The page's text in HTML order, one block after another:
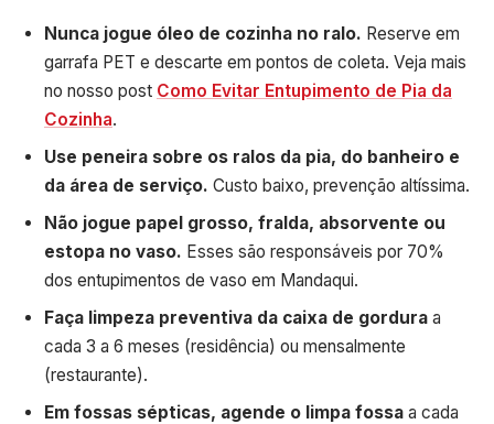
Nunca jogue óleo de cozinha no ralo. Reserve em
garrafa PET e descarte em pontos de coleta. Veja mais
no nosso post Como Evitar Entupimento de Pia da
Cozinha.
Use peneira sobre os ralos da pia, do banheiro e
da área de serviço. Custo baixo, prevenção altíssima.
Não jogue papel grosso, fralda, absorvente ou
estopa no vaso. Esses são responsáveis por 70%
dos entupimentos de vaso em Mandaqui.
Faça limpeza preventiva da caixa de gordura a
cada 3 a 6 meses (residência) ou mensalmente
(restaurante).
Em fossas sépticas, agende o limpa fossa a cada